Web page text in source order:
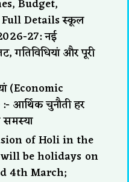
Budget,
Details स्कूल
27: नई
गतिविधियां और पूरी
(Economic
आर्थिक चुनौती हर
समस्या
of Holi in the
be holidays on
4th March;